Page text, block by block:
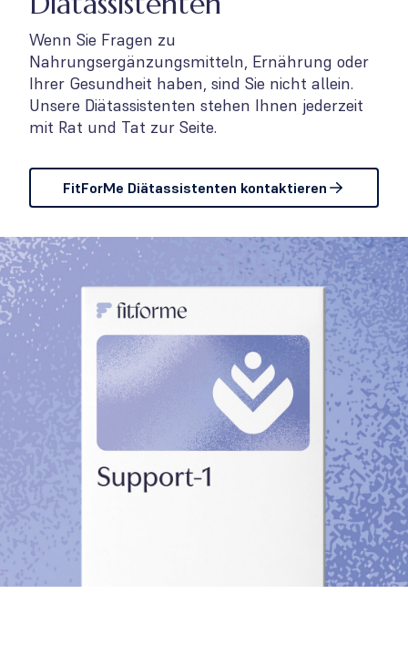
Wenn Sie Fragen zu
Nahrungsergänzungsmitteln, Ernährung oder
Ihrer Gesundheit haben, sind Sie nicht allein.
Unsere Diätassistenten stehen Ihnen jederzeit
mit Rat und Tat zur Seite.
FitForMe Diätassistenten kontaktieren